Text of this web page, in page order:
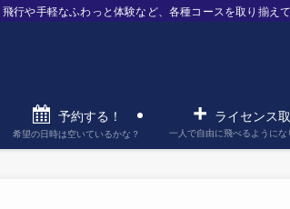
行や手軽なふわっと体験など、各種コースを取り揃え
予約する！
希望の日時は空いているかな？
ライセンス
一人で自由に飛べるようにな